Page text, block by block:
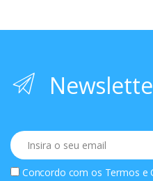
Email
Concordo com os Termos e